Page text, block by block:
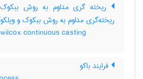
ریخته گری مداوم به روش
ریخته‌گری مداوم به روش ببکوک و
continuous casting
فرایند باکو